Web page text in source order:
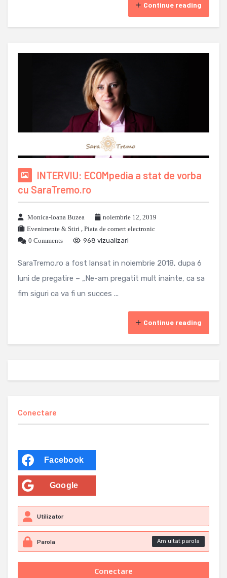
Continue reading
INTERVIU: ECOMpedia a stat de vorba
cu SaraTremo.ro
Monica-Ioana Buzea
noiembrie 12, 2019
Evenimente & Stiri , Piata de comert electronic
0 Comments
968 vizualizari
SaraTremo.ro a fost lansat in noiembrie 2018, dupa 6
luni de pregatire – „Ne-am pregatit mult inainte, ca sa
fim siguri ca va fi un succes ...
Continue reading
Conectare
Facebook
Google
Am uitat parola